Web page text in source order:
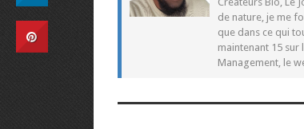
de nature, je me
que dans ce qui
maintenant 15 sur
Management, le